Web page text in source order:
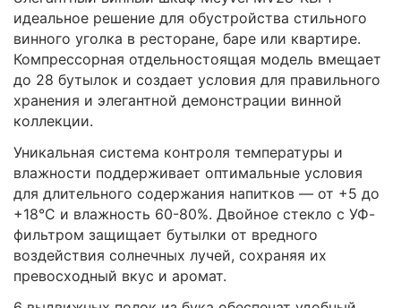
идеальное решение для обустройства стильного
винного уголка в ресторане, баре или квартире.
Компрессорная отдельностоящая модель вмещает
до 28 бутылок и создает условия для правильного
хранения и элегантной демонстрации винной
коллекции.
Уникальная система контроля температуры и
влажности поддерживает оптимальные условия
для длительного содержания напитков — от +5 до
+18°C и влажность 60-80%. Двойное стекло с УФ-
фильтром защищает бутылки от вредного
воздействия солнечных лучей, сохраняя их
превосходный вкус и аромат.